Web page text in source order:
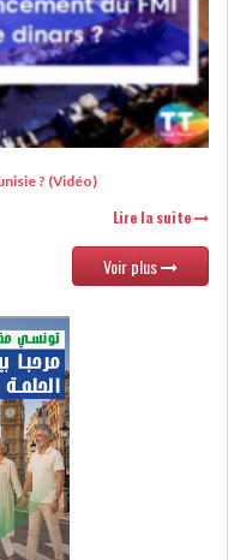
? (Vidéo)
Lire la suite
Voir plus